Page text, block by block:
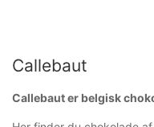
Callebaut
Callebaut er belgisk